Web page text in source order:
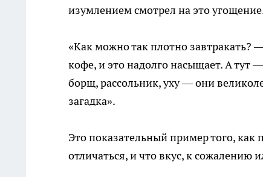
изумлением смотрел на это
«Как можно так плотно завтракать?
кофе, и это надолго насыщает. А тут
борщ, рассольник, уху — они
загадка».
Это показательный пример того, как
отличаться, и что вкус, к сожалению